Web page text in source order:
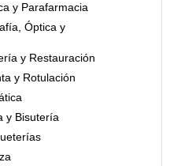
y Parafarmacia
Óptica y
y Restauración
y Rotulación
y Bisutería